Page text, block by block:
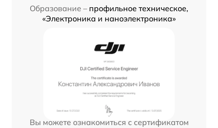
Образование – профильное техническое,
«Электроника и наноэлектроника»
Вы можете ознакомиться с сертификатом